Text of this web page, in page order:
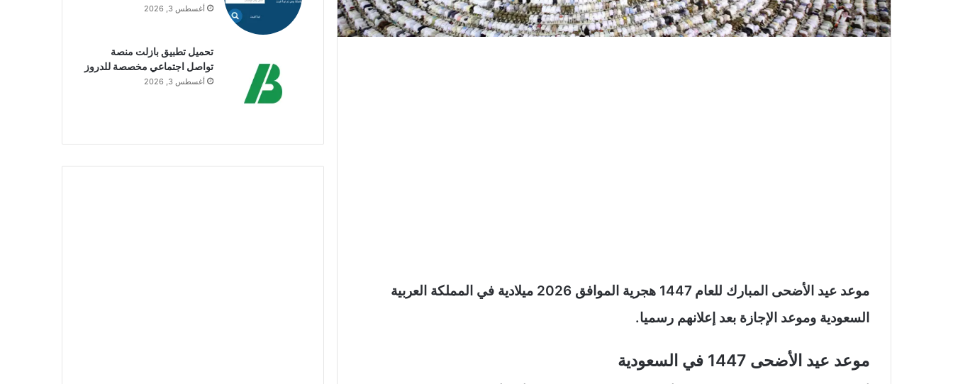
موعد عيد الأضحى المبارك للعام 1447 هجرية الموافق 2026 ميلادية في المملكة العربية
السعودية وموعد الإجازة بعد إعلانهم رسميا.
موعد عيد الأضحى 1447 في السعودية
أغسطس 3, 2026
تحميل تطبيق بازلت منصة
تواصل اجتماعي مخصصة للدروز
أغسطس 3, 2026